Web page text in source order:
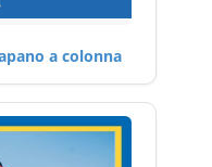
a colonna